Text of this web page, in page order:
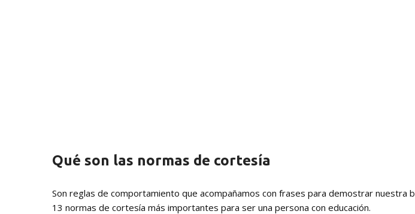
Qué son las normas de cortesía
Son reglas de comportamiento que acompañamos con frases para demostrar nuestra
13 normas de cortesía más importantes para ser una persona con educación.